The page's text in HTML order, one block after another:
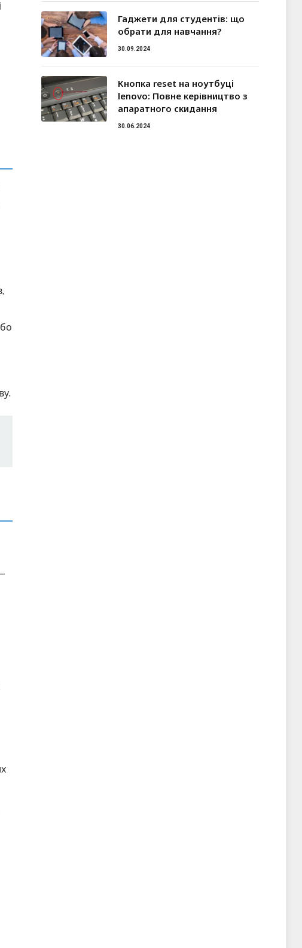
Гаджети для студентів: що
обрати для навчання?
30.09.2024
Кнопка reset на ноутбуці
lenovo: Повне керівництво з
апаратного скидання
30.06.2024